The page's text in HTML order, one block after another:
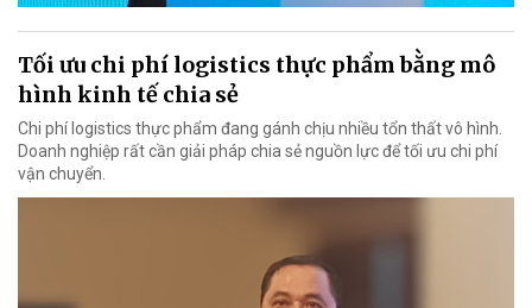
Tối ưu chi phí logistics thực phẩm bằng mô
hình kinh tế chia sẻ
Chi phí logistics thực phẩm đang gánh chịu nhiều tổn thất vô hình.
Doanh nghiệp rất cần giải pháp chia sẻ nguồn lực để tối ưu chi phí
vận chuyển.